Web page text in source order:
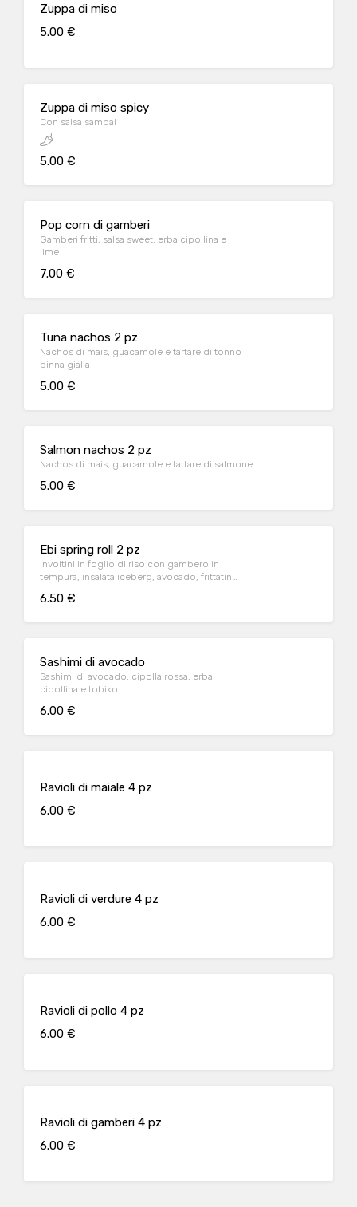
Zuppa di miso
5.00 €
Zuppa di miso spicy
Con salsa sambal
5.00 €
Pop corn di gamberi
Gamberi fritti, salsa sweet, erba cipollina e
lime
7.00 €
Tuna nachos 2 pz
Nachos di mais, guacamole e tartare di tonno
pinna gialla
5.00 €
Salmon nachos 2 pz
Nachos di mais, guacamole e tartare di salmone
5.00 €
Ebi spring roll 2 pz
Involtini in foglio di riso con gambero in
tempura, insalata iceberg, avocado, frittatina
chili
6.50 €
Sashimi di avocado
Sashimi di avocado, cipolla rossa, erba
cipollina e tobiko
6.00 €
Ravioli di maiale 4 pz
6.00 €
Ravioli di verdure 4 pz
6.00 €
Ravioli di pollo 4 pz
6.00 €
Ravioli di gamberi 4 pz
6.00 €